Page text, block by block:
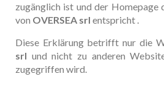
zugänglich ist und der
von OVERSEA srl entspricht .
Diese Erklärung betrifft nur die
srl und nicht zu anderen
zugegriffen wird.